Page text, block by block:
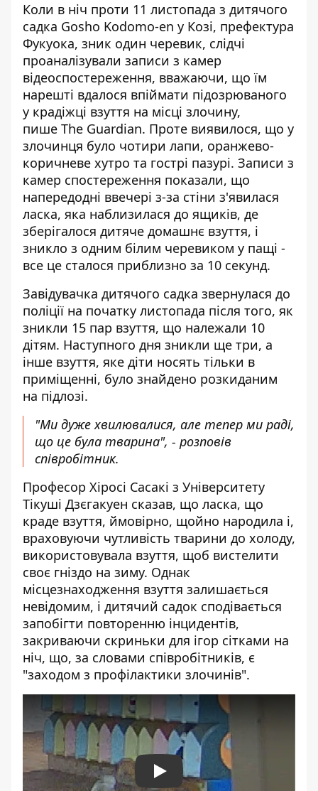
Коли в ніч проти 11 листопада з дитячого
садка Gosho Kodomo-en у Козі, префектура
Фукуока, зник один черевик, слідчі
проаналізували записи з камер
відеоспостереження, вважаючи, що їм
нарешті вдалося впіймати підозрюваного
у крадіжці взуття на місці злочину,
пише The Guardian. Проте виявилося, що у
злочинця було чотири лапи, оранжево-
коричневе хутро та гострі пазурі. Записи з
камер спостереження показали, що
напередодні ввечері з-за стіни з'явилася
ласка, яка наблизилася до ящиків, де
зберігалося дитяче домашнє взуття, і
зникло з одним білим черевиком у пащі -
все це сталося приблизно за 10 секунд.
Завідувачка дитячого садка звернулася до
поліції на початку листопада після того, як
зникли 15 пар взуття, що належали 10
дітям. Наступного дня зникли ще три, а
інше взуття, яке діти носять тільки в
приміщенні, було знайдено розкиданим
на підлозі.
"Ми дуже хвилювалися, але тепер ми раді,
що це була тварина", - розповів
співробітник.
Професор Хіросі Сасакі з Університету
Тікуші Дзєгакуен сказав, що ласка, що
краде взуття, ймовірно, щойно народила і,
враховуючи чутливість тварини до холоду,
використовувала взуття, щоб вистелити
своє гніздо на зиму. Однак
місцезнаходження взуття залишається
невідомим, і дитячий садок сподівається
запобігти повторенню інцидентів,
закриваючи скриньки для ігор сітками на
ніч, що, за словами співробітників, є
"заходом з профілактики злочинів".
Play